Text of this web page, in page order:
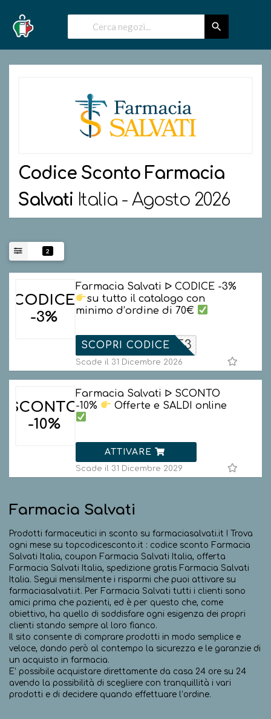
Codice Sconto Farmacia
Salvati Italia - Agosto 2026
2
CODICE
-3%
Farmacia Salvati ᐅ CODICE -3%
su tutto il catalogo con
minimo d’ordine di 70€
TRADE3
SCOPRI CODICE
Scade il 31 Dicembre 2026
SCONTO
-10%
Farmacia Salvati ᐅ SCONTO
-10%
Offerte e SALDI online
ATTIVARE
Scade il 31 Dicembre 2029
Farmacia Salvati
Prodotti farmaceutici in sconto su farmaciasalvati.it ! Trova
ogni mese su topcodicesconto.it : codice sconto Farmacia
Salvati Italia, coupon Farmacia Salvati Italia, offerta
Farmacia Salvati Italia, spedizione gratis Farmacia Salvati
Italia. Segui mensilmente i risparmi che puoi attivare su
farmaciasalvati.it. Per Farmacia Salvati tutti i clienti sono
amici prima che pazienti, ed è per questo che, come
obiettivo, ha quello di soddisfare ogni esigenza dei propri
clienti stando sempre al loro fianco.
Il sito consente di comprare prodotti in modo semplice e
veloce, dando però al contempo la sicurezza e le garanzie di
un acquisto in farmacia.
E’ possibile acquistare direttamente da casa 24 ore su 24
avendo la possibilità di scegliere con tranquillità i vari
prodotti e di decidere quando effettuare l’ordine.